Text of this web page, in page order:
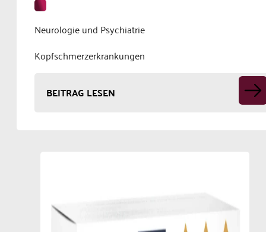
Neurologie und Psychiatrie
Kopfschmerzerkrankungen
BEITRAG LESEN